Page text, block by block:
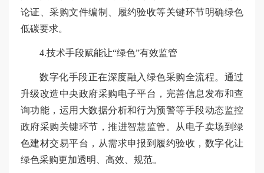
论证、采购文件编制、履约验收等关键环节明确绿色
低碳要求。
4.技术手段赋能让“绿色”有效监管
数字化手段正在深度融入绿色采购全流程。通过
升级改造中央政府采购电子平台，完善信息发布和查
询功能，运用大数据分析和行为预警等手段动态监控
政府采购关键环节，推进智慧监管。从电子卖场到绿
色建材交易平台，从需求申报到履约验收，数字化让
绿色采购更加透明、高效、规范。